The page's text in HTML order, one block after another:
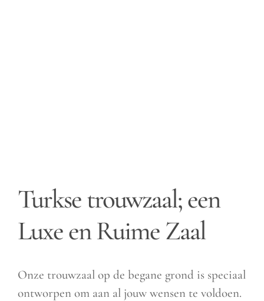
Turkse trouwzaal; een
Luxe en Ruime Zaal
Onze trouwzaal op de begane grond is speciaal
ontworpen om aan al jouw wensen te voldoen.